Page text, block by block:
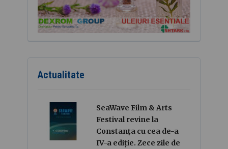
Actualitate
SeaWave Film & Arts
Festival revine la
Constanța cu cea de-a
IV-a ediție. Zece zile de